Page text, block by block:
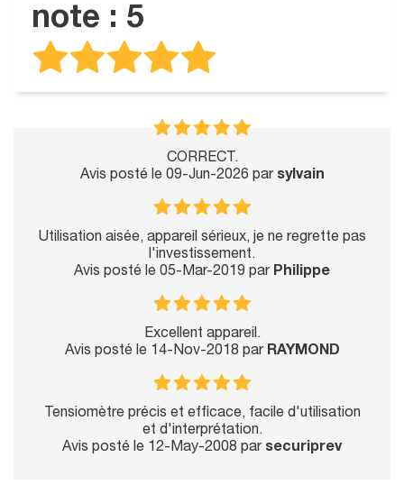
note : 5
CORRECT.
Avis posté le 09-Jun-2026 par sylvain
Utilisation aisée, appareil sérieux, je ne regrette pas
l'investissement.
Avis posté le 05-Mar-2019 par Philippe
Excellent appareil.
Avis posté le 14-Nov-2018 par RAYMOND
Tensiomètre précis et efficace, facile d'utilisation
et d'interprétation.
Avis posté le 12-May-2008 par securiprev